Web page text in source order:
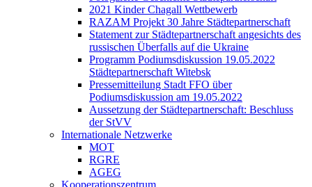
2021 Kinder Chagall Wettbewerb
RAZAM Projekt 30 Jahre Städtepartnerschaft
Statement zur Städtepartnerschaft angesichts des
russischen Überfalls auf die Ukraine
Programm Podiumsdiskussion 19.05.2022
Städtepartnerschaft Witebsk
Pressemitteilung Stadt FFO über
Podiumsdiskussion am 19.05.2022
Aussetzung der Städtepartnerschaft: Beschluss
der StVV
Internationale Netzwerke
MOT
RGRE
AGEG
Kooperationszentrum